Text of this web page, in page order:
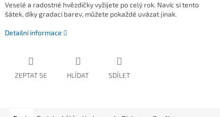
Veselé a radostné hvězdičky vyžijete po celý rok. Navíc si tento
šátek, díky gradaci barev, můžete pokaždé uvázat jinak.
Detailní informace
ZEPTAT SE HLÍDAT SDÍLET